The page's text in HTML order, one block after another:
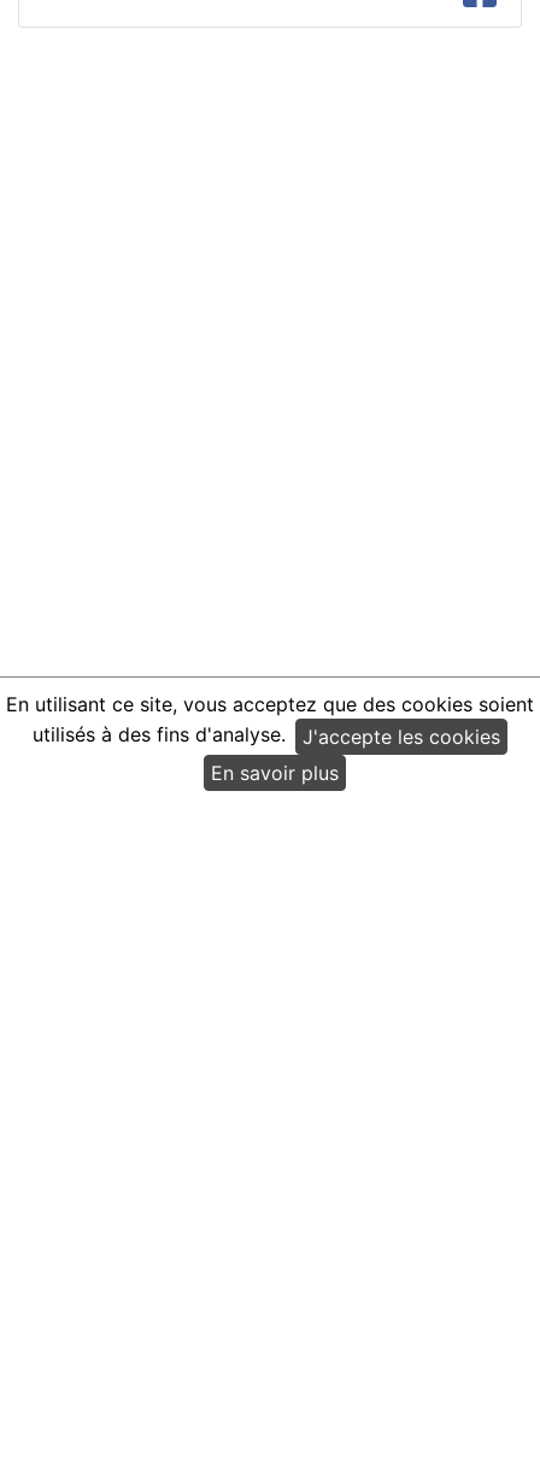
En utilisant ce site, vous acceptez que des cookies soient
utilisés à des fins d'analyse.
J'accepte les cookies
En savoir plus